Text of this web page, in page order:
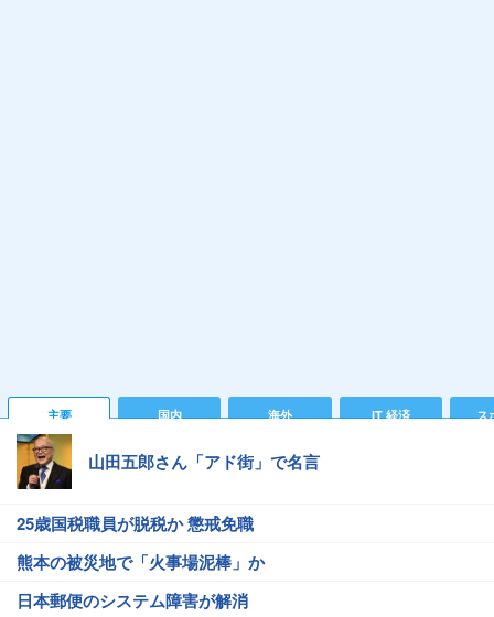
主要 国内 海外 IT 経済 ス
山田五郎さん「アド街」で名言
25歳国税職員が脱税か 懲戒免職
熊本の被災地で「火事場泥棒」か
日本郵便のシステム障害が解消